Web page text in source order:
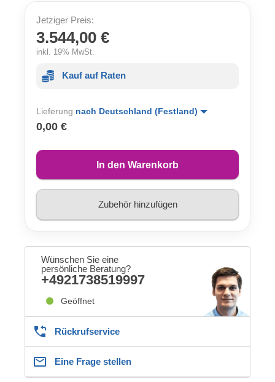
Jetziger Preis:
3.544,00 €
inkl. 19% MwSt.
Kauf auf Raten
Lieferung nach Deutschland (Festland)
0,00 €
In den Warenkorb
Zubehör hinzufügen
Wünschen Sie eine
persönliche Beratung?
+4921738519997
Geöffnet
Rückrufservice
Eine Frage stellen